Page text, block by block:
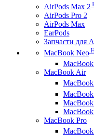
AirPods Max 2
AirPods Pro 2
AirPods Max
EarPods
Запчасти для
MacBook Neo
MacBook Air
MacBook Pro